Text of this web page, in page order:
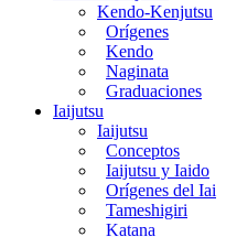
Kendo-Kenjutsu
Orígenes
Kendo
Naginata
Graduaciones
Iaijutsu
Iaijutsu
Conceptos
Iaijutsu y Iaido
Orígenes del Iai
Tameshigiri
Katana